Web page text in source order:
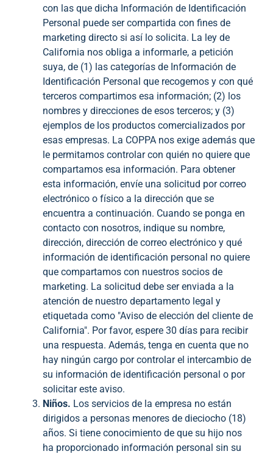
con las que dicha Información de Identificación
Personal puede ser compartida con fines de
marketing directo si así lo solicita. La ley de
California nos obliga a informarle, a petición
suya, de (1) las categorías de Información de
Identificación Personal que recogemos y con qué
terceros compartimos esa información; (2) los
nombres y direcciones de esos terceros; y (3)
ejemplos de los productos comercializados por
esas empresas. La COPPA nos exige además que
le permitamos controlar con quién no quiere que
compartamos esa información. Para obtener
esta información, envíe una solicitud por correo
electrónico o físico a la dirección que se
encuentra a continuación. Cuando se ponga en
contacto con nosotros, indique su nombre,
dirección, dirección de correo electrónico y qué
información de identificación personal no quiere
que compartamos con nuestros socios de
marketing. La solicitud debe ser enviada a la
atención de nuestro departamento legal y
etiquetada como "Aviso de elección del cliente de
California". Por favor, espere 30 días para recibir
una respuesta. Además, tenga en cuenta que no
hay ningún cargo por controlar el intercambio de
su información de identificación personal o por
solicitar este aviso.
Niños. Los servicios de la empresa no están
dirigidos a personas menores de dieciocho (18)
años. Si tiene conocimiento de que su hijo nos
ha proporcionado información personal sin su